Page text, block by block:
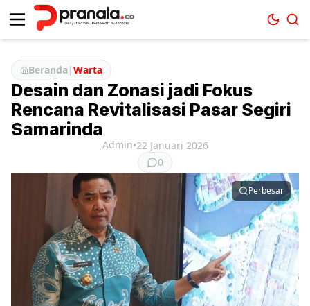
Beranda|Warta
Desain dan Zonasi jadi Fokus
Rencana Revitalisasi Pasar Segiri
Samarinda
Admin•22 Januari 2026
0
Perbesar